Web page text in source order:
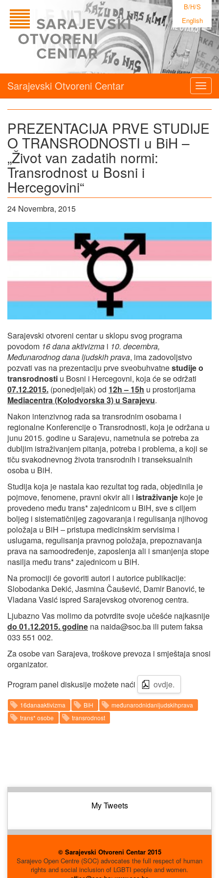
B/H/S
English
Sarajevski Otvoreni Centar
PREZENTACIJA PRVE STUDIJE
O TRANSRODNOSTI u BiH –
„Život van zadatih normi:
Transrodnost u Bosni i
Hercegovini“
24 Novembra, 2015
Sarajevski otvoreni centar u sklopu svog programa
povodom 16 dana aktivizma i 10. decembra,
Međunarodnog dana ljudskih prava, ima zadovoljstvo
pozvati vas na prezentaciju prve sveobuhvatnestudije o
transrodnosti u Bosni i Hercegovni, koja će se održati
07.12.2015. (ponedjeljak) od 12h – 15h u prostorijama
Mediacentra (Kolodvorska 3) u Sarajevu.
Nakon intenzivnog rada sa transrodnim osobama i
regionalne Konferencije o Transrodnosti, koja je održana u
junu 2015. godine u Sarajevu, nametnula se potreba za
dubljim istraživanjem pitanja, potreba i problema, a koji se
tiču svakodnevnog života transrodnih i transeksualnih
osoba u BiH.
Studija koja je nastala kao rezultat tog rada, objedinila je
pojmove, fenomene, pravni okvir ali i istraživanje koje je
provedeno među trans* zajednicom u BiH, sve s ciljem
boljeg i sistematičnijeg zagovaranja i regulisanja njihovog
položaja u BiH – pristupa medicinskim servisima i
uslugama, regulisanja pravnog položaja, prepoznavanja
prava na samoodređenje, zaposlenja ali i smanjenja stope
nasilja među trans* zajednicom u BiH.
Na promociji će govoriti autori i autorice publikacije:
Slobodanka Dekić, Jasmina Čaušević, Damir Banović, te
Vladana Vasić ispred Sarajevskog otvorenog centra.
Ljubazno Vas molimo da potvrdite svoje učešće najkasnije
do 01.12.2015. godine na naida@soc.ba ili putem faksa
033 551 002.
Za osobe van Sarajeva, troškove prevoza i smještaja snosi
organizator.
Program panel diskusije možete naći
ovdje.
16danaaktivizma BiH
međunarodnidanljudskihprava
trans* osobe
transrodnost
My Tweets
© Sarajevski Otvoreni Centar 2015
Sarajevo Open Centre (SOC) advocates the full respect of human
rights and social inclusion of LGBTI people and women.